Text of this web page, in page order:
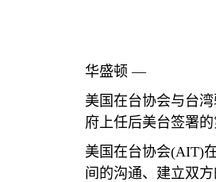
华盛顿 —
美国在台协会与台
府上任后美台签署的
美国在台协会(AIT)
间的沟通、建立双